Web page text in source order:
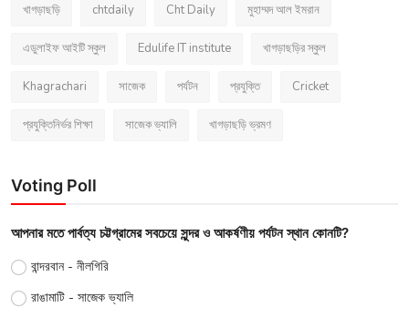
খাগড়াছড়ি chtdaily Cht Daily মুহাম্মদ আল ইমরান
এডুলাইফ আইটি স্কুল Edulife IT institute খাগড়াছড়ির স্কুল
Khagrachari সাজেক পর্যটন প্রযুক্তি Cricket
প্রযুক্তিনির্ভর শিক্ষা সাজেক ভ্যালি খাগড়াছড়ি ভ্রমণ
Voting Poll
আপনার মতে পার্বত্য চট্টগ্রামের সবচেয়ে সুন্দর ও আকর্ষণীয় পর্যটন স্থান কোনটি?
বান্দরবান - নীলগিরি
রাঙামাটি - সাজেক ভ্যালি